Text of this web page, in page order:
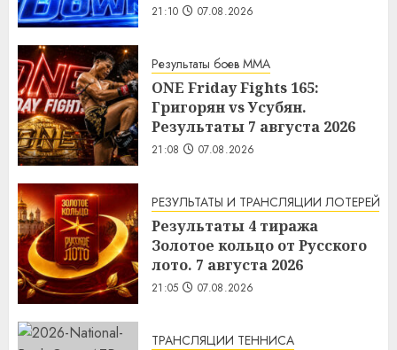
21:10 07.08.2026
Результаты боев MMA
ONE Friday Fights 165:
Григорян vs Усубян.
Результаты 7 августа 2026
21:08 07.08.2026
РЕЗУЛЬТАТЫ И ТРАНСЛЯЦИИ ЛОТЕРЕЙ
Результаты 4 тиража
Золотое кольцо от Русского
лото. 7 августа 2026
21:05 07.08.2026
ТРАНСЛЯЦИИ ТЕННИСА